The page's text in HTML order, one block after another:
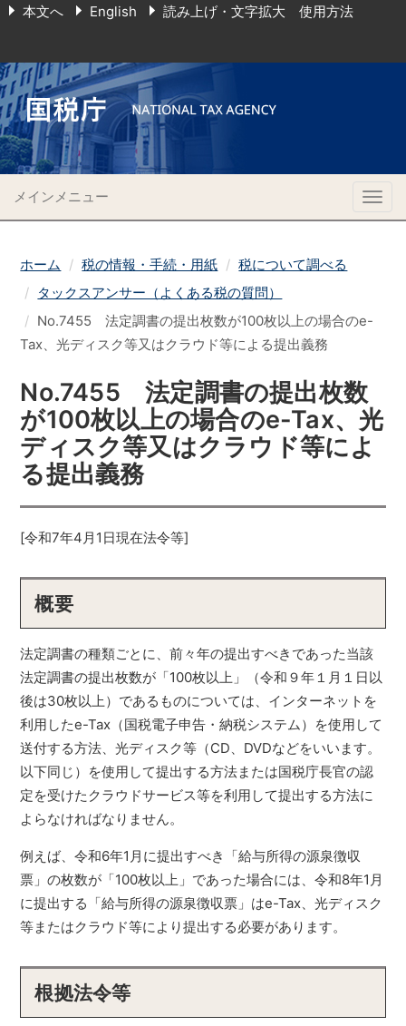
本文へ English 読み上げ・文字拡大 使用方法
メインメニュー
ホーム 税の情報・手続・用紙
税について調べる
タックスアンサー（よくある税の質問）
No.7455 法定調書の提出枚数が100枚以上の場合のe-
Tax、光ディスク等又はクラウド等による提出義務
No.7455 法定調書の提出枚数
が100枚以上の場合のe-Tax、光
ディスク等又はクラウド等によ
る提出義務
[令和7年4月1日現在法令等]
概要
法定調書の種類ごとに、前々年の提出すべきであった当該
法定調書の提出枚数が「100枚以上」（令和９年１月１日以
後は30枚以上）であるものについては、インターネットを
利用したe-Tax（国税電子申告・納税システム）を使用して
送付する方法、光ディスク等（CD、DVDなどをいいます。
以下同じ）を使用して提出する方法または国税庁長官の認
定を受けたクラウドサービス等を利用して提出する方法に
よらなければなりません。
例えば、令和6年1月に提出すべき「給与所得の源泉徴収
票」の枚数が「100枚以上」であった場合には、令和8年1月
に提出する「給与所得の源泉徴収票」はe-Tax、光ディスク
等またはクラウド等により提出する必要があります。
根拠法令等